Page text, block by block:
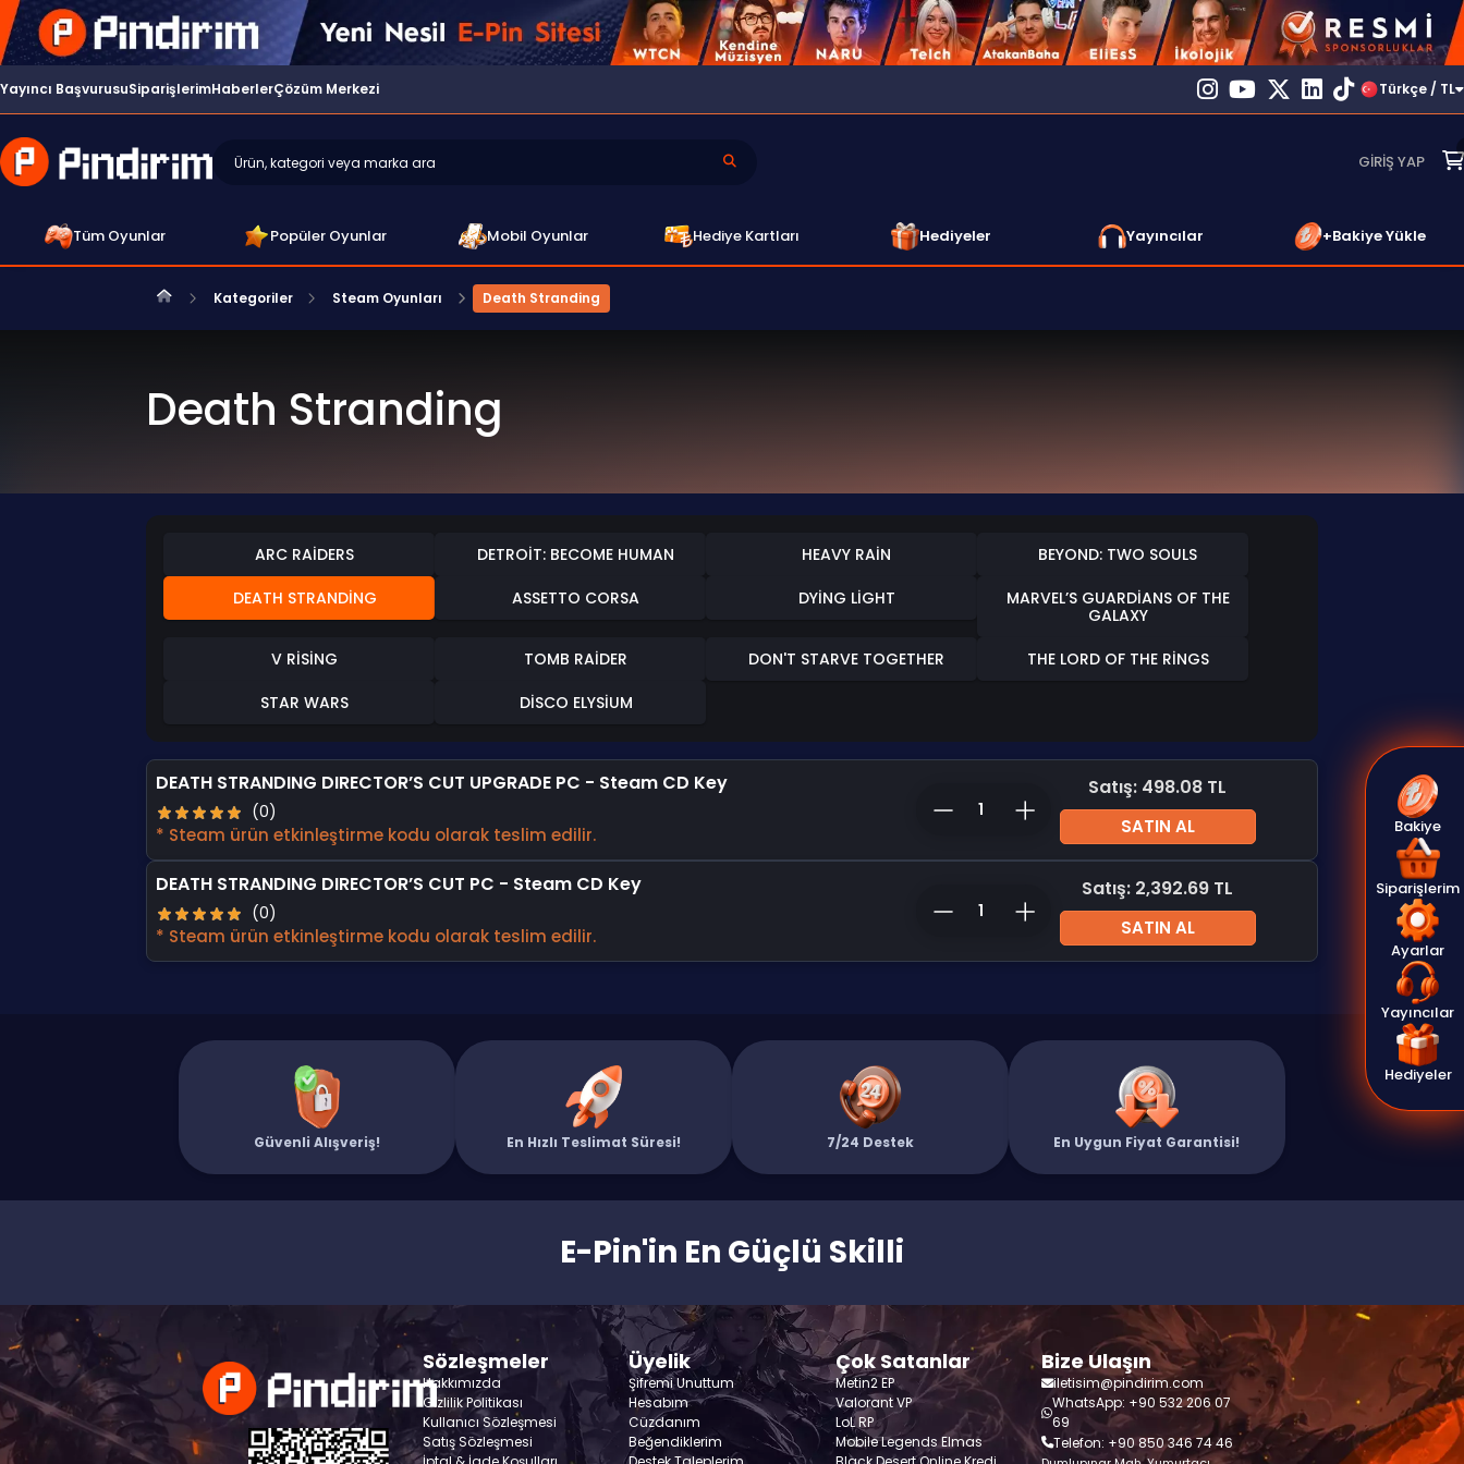
Yayıncı BaşvurusuSiparişlerimHaberlerÇözüm Merkezi Türkçe / TL
GIRIŞ YAP
Tüm Oyunlar Popüler Oyunlar Mobil Oyunlar Hediye Kartları Hediyeler Yayıncılar +Bakiye Yükle
Kategoriler Steam Oyunları Death Stranding
Death Stranding
ARC RAIDERS DETROIT: BECOME HUMAN HEAVY RAIN
BEYOND: TWO SOULS
DEATH STRANDING
ASSETTO CORSA DYING LIGHT
MARVEL’S GUARDIANS OF THE
GALAXY
V RISING
TOMB RAIDER DON'T STARVE TOGETHER
THE LORD OF THE RINGS
STAR WARS
DISCO ELYSIUM
DEATH STRANDING DIRECTOR’S CUT UPGRADE PC - Steam CD Key
(0)
* Steam ürün etkinleştirme kodu olarak teslim edilir.
Satış: 498.08 TL
SATIN AL
DEATH STRANDING DIRECTOR’S CUT PC - Steam CD Key
(0)
* Steam ürün etkinleştirme kodu olarak teslim edilir.
Satış: 2,392.69 TL
SATIN AL
Güvenli Alışveriş! En Hızlı Teslimat Süresi! 7/24 Destek En Uygun Fiyat Garantisi!
E-Pin'in En Güçlü Skilli
Sözleşmeler
Hakkımızda
Gizlilik Politikası
Kullanıcı Sözleşmesi
Satış Sözleşmesi
Üyelik
Şifremi Unuttum
Hesabım
Cüzdanım
Beğendiklerim
Çok Satanlar
Metin2 EP
Valorant VP
LoL RP
Mobile Legends Elmas
Bize Ulaşın
iletisim@pindirim.com
WhatsApp: +90 532 206 07
69
Telefon: +90 850 346 74 46
Bakiye
Siparişlerim
Ayarlar
Yayıncılar
Hediyeler